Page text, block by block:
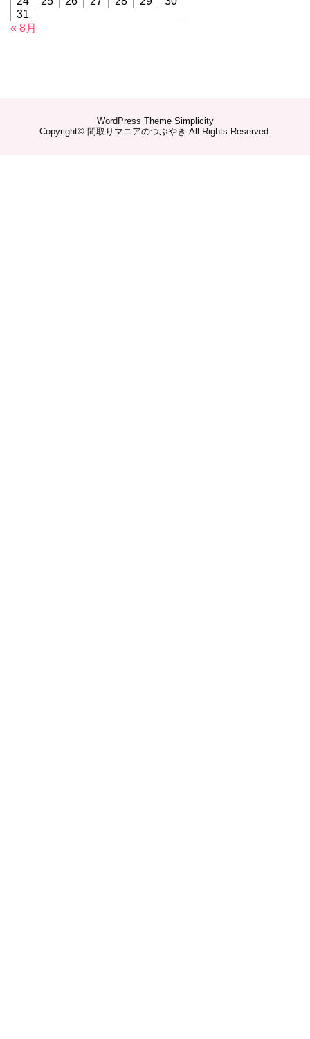
31
« 8月
WordPress Theme Simplicity
Copyright© 間取りマニアのつぶやき All Rights Reserved.